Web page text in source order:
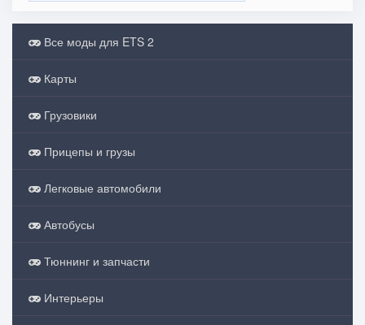
Все моды для ETS 2
Карты
Грузовики
Прицепы и грузы
Легковые автомобили
Автобусы
Тюннинг и запчасти
Интерьеры